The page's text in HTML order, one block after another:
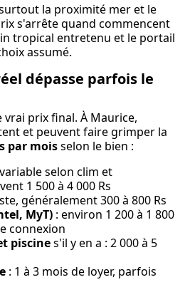
la proximité mer et le
s'arrête quand commencent
tropical entretenu et le portail
assumé.
dépasse parfois le
prix final. À Maurice,
et peuvent faire grimper la
par moisselon le bien :
selon clim et
1 500 à 4 000 Rs
généralement 300 à 800 Rs
MyT) : environ 1 200 à 1 800
connexion
piscines'il y en a : 2 000 à 5
: 1 à 3 mois de loyer, parfois